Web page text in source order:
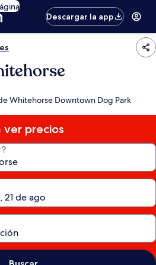
Descargar la app
Whitehorse Downtown Dog Park
ver precios